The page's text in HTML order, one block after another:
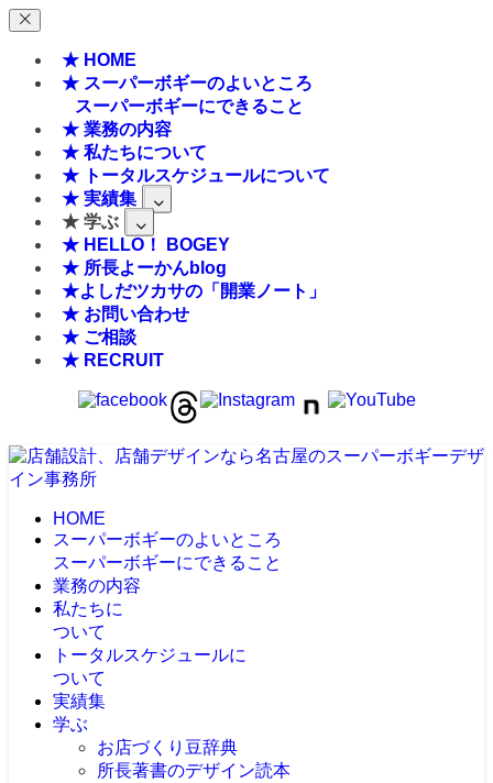
★ HOME
★ スーパーボギーのよいところ
スーパーボギーにできること
★ 業務の内容
★ 私たちについて
★ トータルスケジュールについて
★ 実績集
★ 学ぶ
★ HELLO！ BOGEY
★ 所長よーかんblog
★よしだツカサの「開業ノート」
★ お問い合わせ
★ ご相談
★ RECRUIT
HOME
スーパーボギーのよいところ
スーパーボギーにできること
業務の内容
私たちに
ついて
トータルスケジュールに
ついて
実績集
学ぶ
お店づくり豆辞典
所長著書のデザイン読本